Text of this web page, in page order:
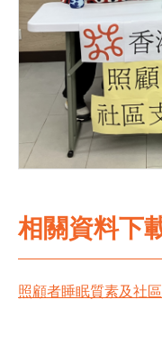
相關資料下
照顧者睡眠質素及社